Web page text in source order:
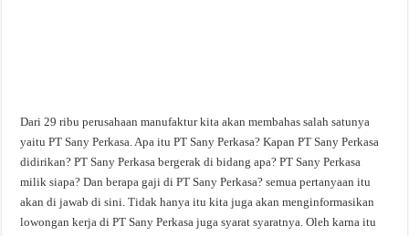
Dari 29 ribu perusahaan manufaktur kita akan membahas salah satunya
yaitu PT Sany Perkasa. Apa itu PT Sany Perkasa? Kapan PT Sany Perkasa
didirikan? PT Sany Perkasa bergerak di bidang apa? PT Sany Perkasa
milik siapa? Dan berapa gaji di PT Sany Perkasa? semua pertanyaan itu
akan di jawab di sini. Tidak hanya itu kita juga akan menginformasikan
lowongan kerja di PT Sany Perkasa juga syarat syaratnya. Oleh karna itu